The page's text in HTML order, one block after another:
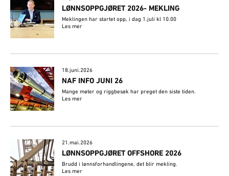
LØNNSOPPGJØRET 2026- MEKLING
Meklingen har startet opp, i dag 1.juli kl 10.00
Les mer
18.juni.2026
NAF INFO JUNI 26
Mange møter og riggbesøk har preget den siste tiden.
Les mer
21.mai.2026
LØNNSOPPGJØRET OFFSHORE 2026
Brudd i lønnsforhandlingene, det blir mekling.
Les mer